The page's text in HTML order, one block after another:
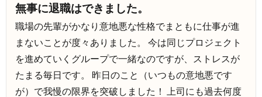
無事に退職はできました。
職場の先輩がかなり意地悪な性格でまともに仕事が進
まないことが度々ありました。 今は同じプロジェクト
を進めていくグループで一緒なのですが、ストレスが
たまる毎日です。 昨日のこと（いつもの意地悪です
が）で我慢の限界を突破しました！ 上司にも過去何度